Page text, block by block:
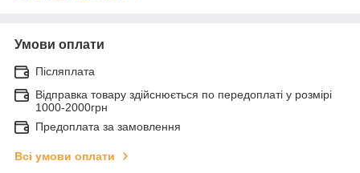
Умови оплати
Післяплата
Відправка товару здійснюється по передоплаті у розмірі
1000-2000грн
Предоплата за замовлення
Всі умови оплати